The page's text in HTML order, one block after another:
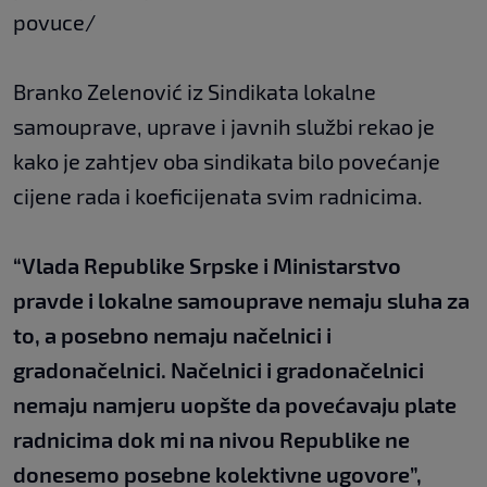
povuce/
Branko Zelenović iz Sindikata lokalne
samouprave, uprave i javnih službi rekao je
kako je zahtjev oba sindikata bilo povećanje
cijene rada i koeficijenata svim radnicima.
“Vlada Republike Srpske i Ministarstvo
pravde i lokalne samouprave nemaju sluha za
to, a posebno nemaju načelnici i
gradonačelnici. Načelnici i gradonačelnici
nemaju namjeru uopšte da povećavaju plate
radnicima dok mi na nivou Republike ne
donesemo posebne kolektivne ugovore”,